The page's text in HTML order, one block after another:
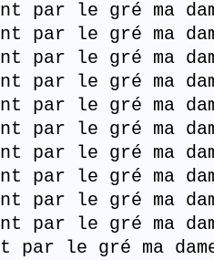
par le gré ma
par le gré ma
par le gré ma
par le gré ma
par le gré ma
par le gré ma
par le gré ma
par le gré ma
par le gré ma
par le gré ma
par le gré ma